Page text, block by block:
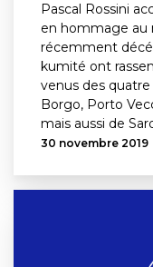
Pascal Rossini
en hommage au
récemment
kumité ont
venus des quatre
Borgo, Porto
mais aussi de
30 novembre 2019